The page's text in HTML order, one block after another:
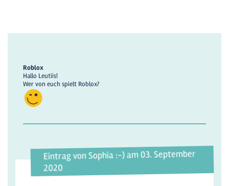
Roblox
Hallo Leutiis!
Wer von euch spielt Roblox?
Eintrag von Sophia :-) am 03. September
2020